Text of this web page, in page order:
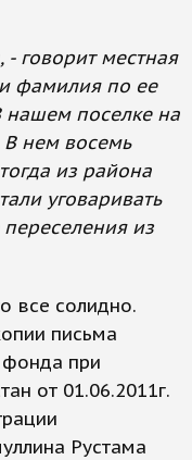
- говорит местная
фамилия по ее
нашем поселке на
В нем восемь
из района
уговаривать
из
все солидно.
письма
при
от 01.06.2011г.
Рустама